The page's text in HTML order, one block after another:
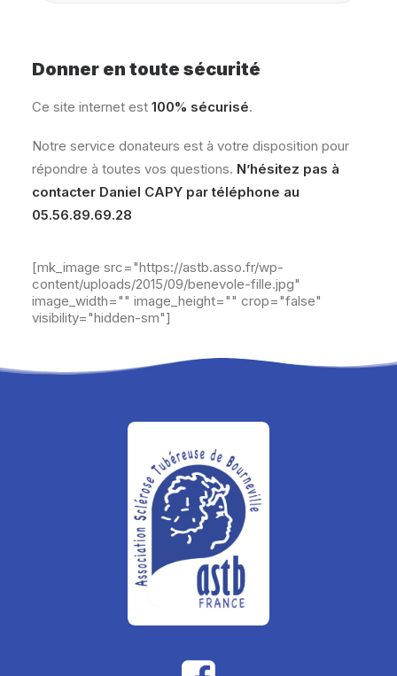
Donner en toute sécurité
Ce site internet est 100% sécurisé.
Notre service donateurs est à votre disposition pour
répondre à toutes vos questions. N’hésitez pas à
contacter Daniel CAPY par téléphone au
05.56.89.69.28
[mk_image src="https://astb.asso.fr/wp-
content/uploads/2015/09/benevole-fille.jpg"
image_width="" image_height="" crop="false"
visibility="hidden-sm"]